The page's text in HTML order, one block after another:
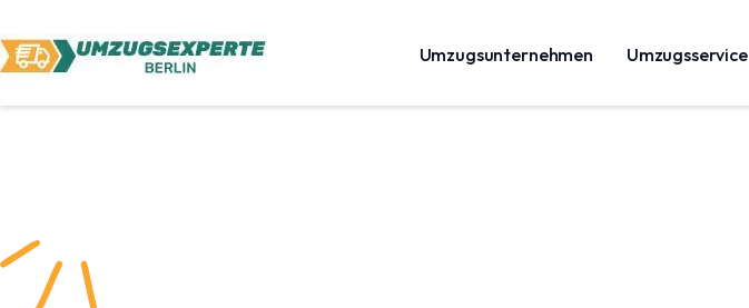
Umzugsunternehmen Umzugsservice